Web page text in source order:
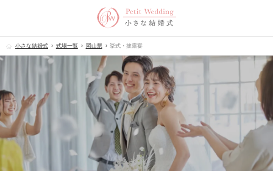
小さな結婚式 式場一覧 岡山県 挙式・披露宴